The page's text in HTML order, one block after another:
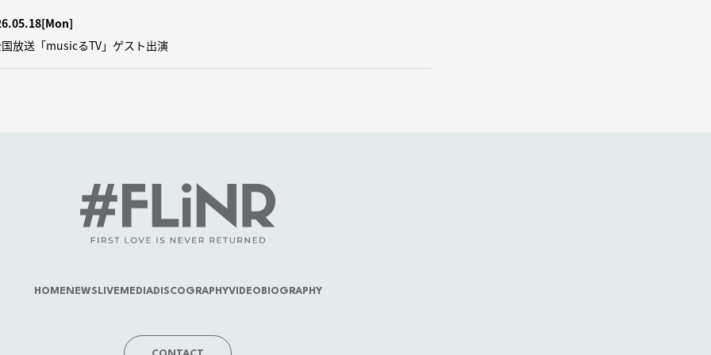
[Mon]
放送「musicるTV」ゲスト出演
HOME NEWS LIVE MEDIADISCOGRAPHYVIDEO BIOGRAPHY